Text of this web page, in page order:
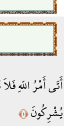
أَتَى أَمْرُ اللّهِ
يُشْرِكُونَ﴿١﴾